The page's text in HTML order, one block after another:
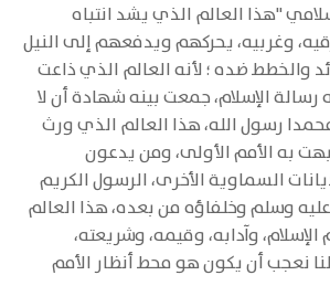
"هذا العالم الذي يشد انتباه
وغربيه، يحركهم ويدفعهم إلى النيل
والخطط ضده ؛ لأنه العالم الذي ذاعت
الإسلام، جمعت بينه شهادة أن لا
محمدا رسول الله، هذا العالم الذي ورث
به الأمم الأولى، ومن يدعون
السماوية الأخرى، الرسول الكريم
وسلم وخلفاؤه من بعده، هذا العالم
وآدابه، وقيمه، وشريعته،
نعجب أن يكون هو محط أنظار الأمم